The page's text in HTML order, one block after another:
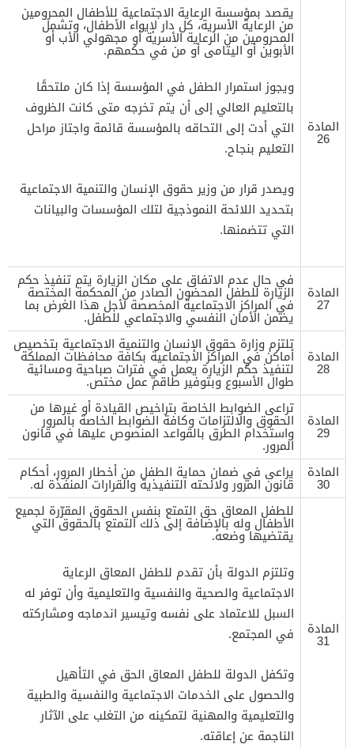
المادة
26
يقصد بمؤسسة الرعاية الاجتماعية للأطفال المحرومين
من الرعاية الأسرية، كل دار لإيواء الأطفال، وتشمل
المحرومين من الرعاية الأسرية أو مجهولي الأب أو
الأبوين أو اليتامى أو من في حكمهم.
ويجوز استمرار الطفل في المؤسسة إذا كان ملتحقًا
بالتعليم العالي إلى أن يتم تخرجه متى كانت الظروف
التي أدت إلى التحاقه بالمؤسسة قائمة واجتاز مراحل
التعليم بنجاح.
ويصدر قرار من وزير حقوق الإنسان والتنمية الاجتماعية
بتحديد اللائحة النموذجية لتلك المؤسسات والبيانات
التي تتضمنها.
المادة
27
في حال عدم الاتفاق على مكان الزيارة يتم تنفيذ حكم
الزيارة للطفل المحضون الصادر من المحكمة المختصة
في المراكز الاجتماعية المخصصة لأجل هذا الغرض بما
يضمن الأمان النفسي والاجتماعي للطفل.
المادة
28
تلتزم وزارة حقوق الإنسان والتنمية الاجتماعية بتخصيص
أماكن في المراكز الاجتماعية بكافة محافظات المملكة
لتنفيذ حكم الزيارة يعمل في فترات صباحية ومسائية
طوال الأسبوع وبتوفير طاقم عمل مختص.
المادة
29
تراعى الضوابط الخاصة بتراخيص القيادة أو غيرها من
الحقوق والالتزامات وكافة الضوابط الخاصة بالمرور
واستخدام الطرق بالقواعد المنصوص عليها في قانون
المرور.
المادة
30
يراعى في ضمان حماية الطفل من أخطار المرور، أحكام
قانون المرور ولائحته التنفيذية والقرارات المنفذة له.
المادة
31
للطفل المعاق حق التمتع بنفس الحقوق المقرّرة لجميع
الأطفال وله بالإضافة إلى ذلك التمتع بالحقوق التي
يقتضيها وضعه.
وتلتزم الدولة بأن تقدم للطفل المعاق الرعاية
الاجتماعية والصحية والنفسية والتعليمية وأن توفر له
السبل للاعتماد على نفسه وتيسير اندماجه ومشاركته
في المجتمع.
وتكفل الدولة للطفل المعاق الحق في التأهيل
والحصول على الخدمات الاجتماعية والنفسية والطبية
والتعليمية والمهنية لتمكينه من التغلب على الآثار
الناجمة عن إعاقته.